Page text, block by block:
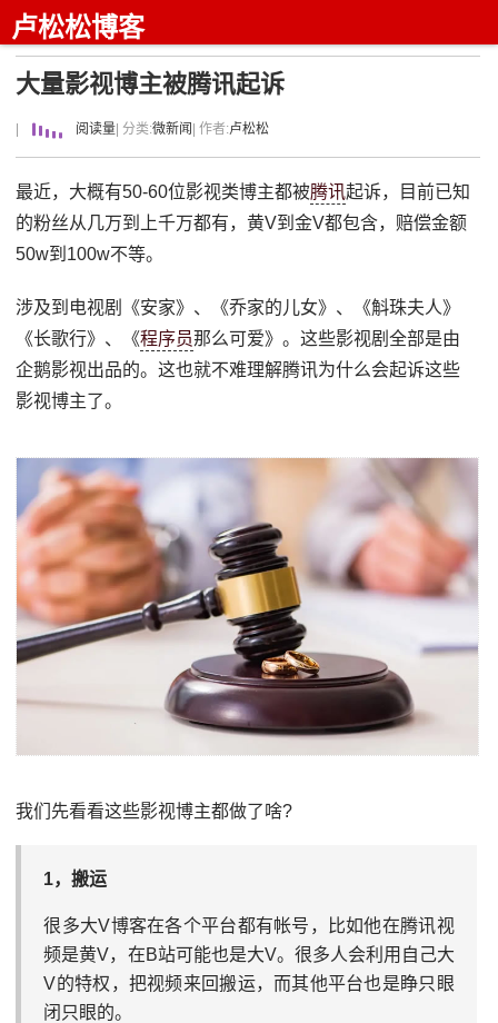
卢松松博客
大量影视博主被腾讯起诉
阅读量 | 分类:微新闻 | 作者:卢松松
最近，大概有50-60位影视类博主都被腾讯起诉，目前已知
的粉丝从几万到上千万都有，黄V到金V都包含，赔偿金额
50w到100w不等。
涉及到电视剧《安家》、《乔家的儿女》、《斛珠夫人》
《长歌行》、《程序员那么可爱》。这些影视剧全部是由
企鹅影视出品的。这也就不难理解腾讯为什么会起诉这些
影视博主了。
我们先看看这些影视博主都做了啥?
1，搬运
很多大V博客在各个平台都有帐号，比如他在腾讯视
频是黄V，在B站可能也是大V。很多人会利用自己大
V的特权，把视频来回搬运，而其他平台也是睁只眼
闭只眼的。